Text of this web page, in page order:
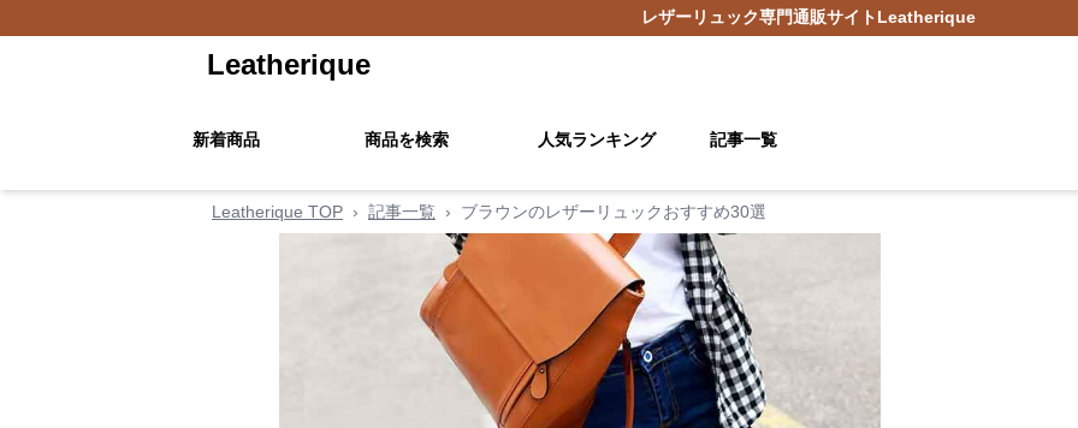
レザーリュック専門通販サイトLeatherique
Leatherique
新着商品 商品を検索 人気ランキング 記事一覧
Leatherique TOP › 記事一覧 › ブラウンのレザーリュックおすすめ30選